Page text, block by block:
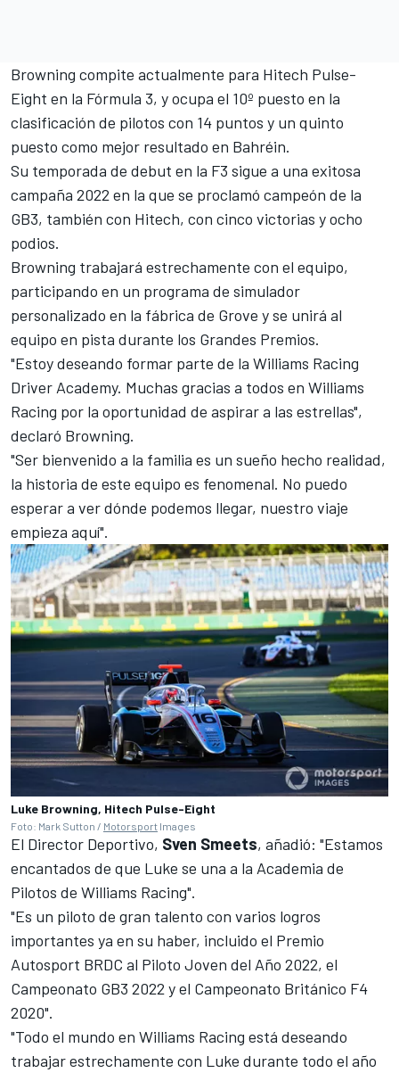
Browning compite actualmente para Hitech Pulse-
Eight en la Fórmula 3, y ocupa el 10º puesto en la
clasificación de pilotos con 14 puntos y un quinto
puesto como mejor resultado en Bahréin.
Su temporada de debut en la F3 sigue a una exitosa
campaña 2022 en la que se proclamó campeón de la
GB3, también con Hitech, con cinco victorias y ocho
podios.
Browning trabajará estrechamente con el equipo,
participando en un programa de simulador
personalizado en la fábrica de Grove y se unirá al
equipo en pista durante los Grandes Premios.
"Estoy deseando formar parte de la Williams Racing
Driver Academy. Muchas gracias a todos en Williams
Racing por la oportunidad de aspirar a las estrellas",
declaró Browning.
"Ser bienvenido a la familia es un sueño hecho realidad,
la historia de este equipo es fenomenal. No puedo
esperar a ver dónde podemos llegar, nuestro viaje
empieza aquí".
Luke Browning, Hitech Pulse-Eight
Foto: Mark Sutton / Motorsport Images
El Director Deportivo, Sven Smeets, añadió: "Estamos
encantados de que Luke se una a la Academia de
Pilotos de Williams Racing".
"Es un piloto de gran talento con varios logros
importantes ya en su haber, incluido el Premio
Autosport BRDC al Piloto Joven del Año 2022, el
Campeonato GB3 2022 y el Campeonato Británico F4
2020".
"Todo el mundo en Williams Racing está deseando
trabajar estrechamente con Luke durante todo el año